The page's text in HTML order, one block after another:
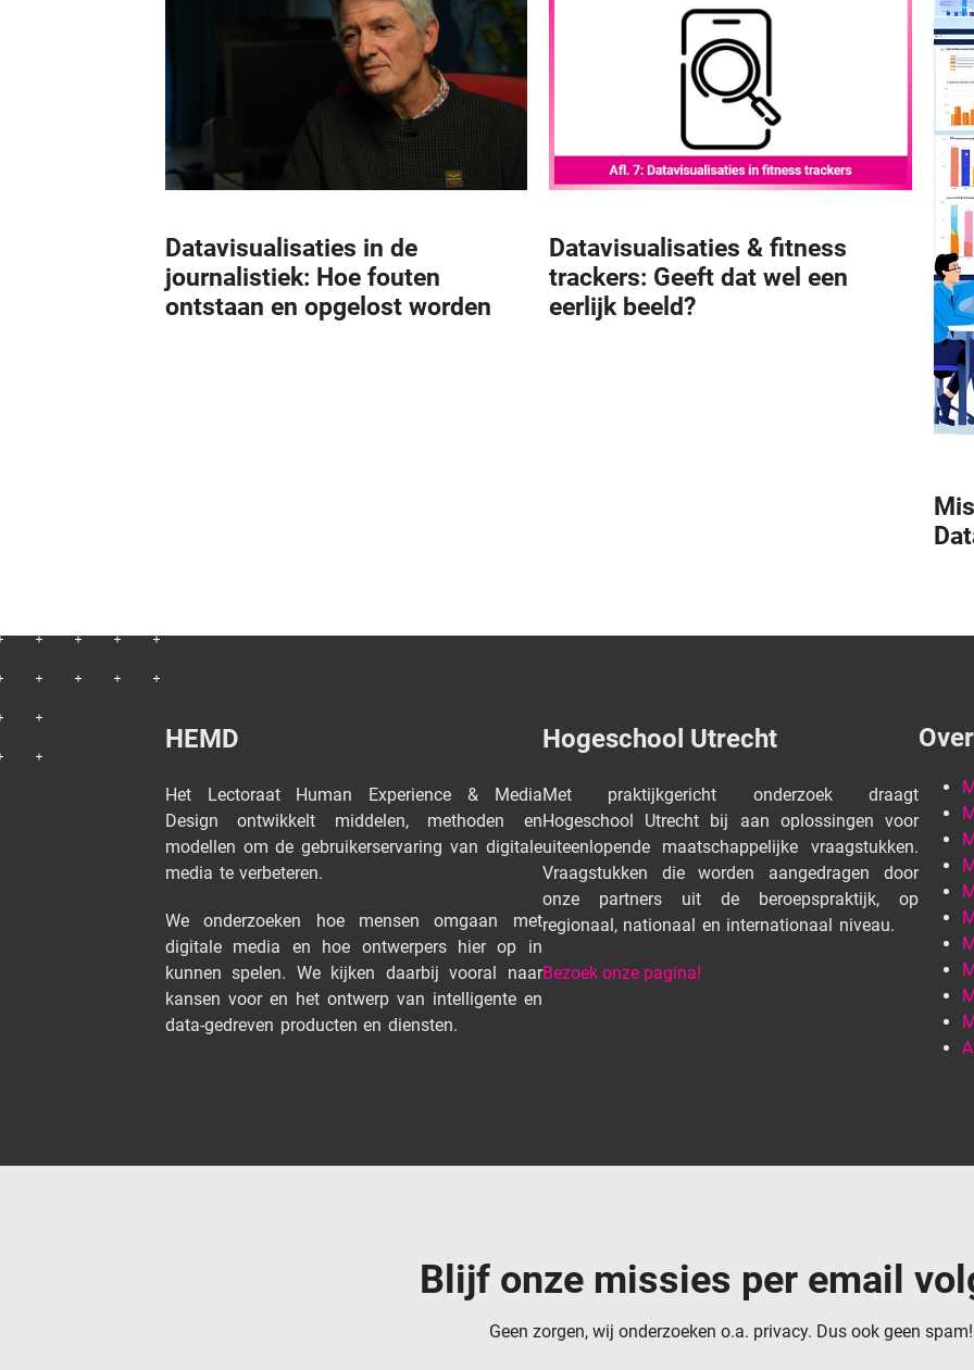
Datavisualisaties in de
journalistiek: Hoe fouten
ontstaan en opgelost worden
Datavisualisaties & fitness
trackers: Geeft dat wel een
eerlijk beeld?
HEMD
Het Lectoraat Human Experience & Media
Design ontwikkelt middelen, methoden en
modellen om de gebruikerservaring van digitale
media te verbeteren.
We onderzoeken hoe mensen omgaan met
digitale media en hoe ontwerpers hier op in
kunnen spelen. We kijken daarbij vooral naar
kansen voor en het ontwerp van intelligente en
data-gedreven producten en diensten.
Hogeschool Utrecht
Met praktijkgericht onderzoek draagt
Hogeschool Utrecht bij aan oplossingen voor
uiteenlopende maatschappelijke vraagstukken.
Vraagstukken die worden aangedragen door
onze partners uit de beroepspraktijk, op
regionaal, nationaal en internationaal niveau.
Bezoek onze pagina!
Blijf onze missies per email
Geen zorgen, wij onderzoeken o.a. privacy. Dus ook geen spam!